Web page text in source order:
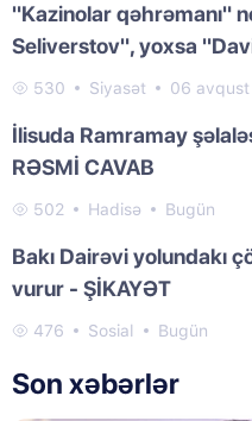
"Kazinolar qəhrəmanı"
Seliverstov", yoxsa
530 Siyasət 06
İlisuda Ramramay
RƏSMİ CAVAB
502 Hadisə Bugün
Bakı Dairəvi yolundakı
vurur - ŞİKAYƏT
476 Sosial Bugün
Son xəbərlər